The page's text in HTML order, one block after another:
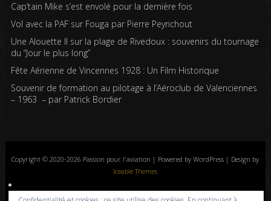
Cap’tain Mike s’est envolé pour la dernière fois
Vol avec la PAF sur Fouga par Pierre Peyrichout
Une Alouette II sur la plage de Rivedoux : souvenirs du tournage
du “Jour le plus long”
Fête Aérienne de Vincennes 1928 : Un Film Historique
Souvenir de formation au pilotage à l’Aéroclub de Valenciennes
– 1963 – par Patrick Bordier
Copyright © 2020-2026 Passion pour l'aviation | Powered by WordPress | Design by
Iceable Themes
Accueil Blog Albums photos Histoires de l’aviation Contrôle aérien